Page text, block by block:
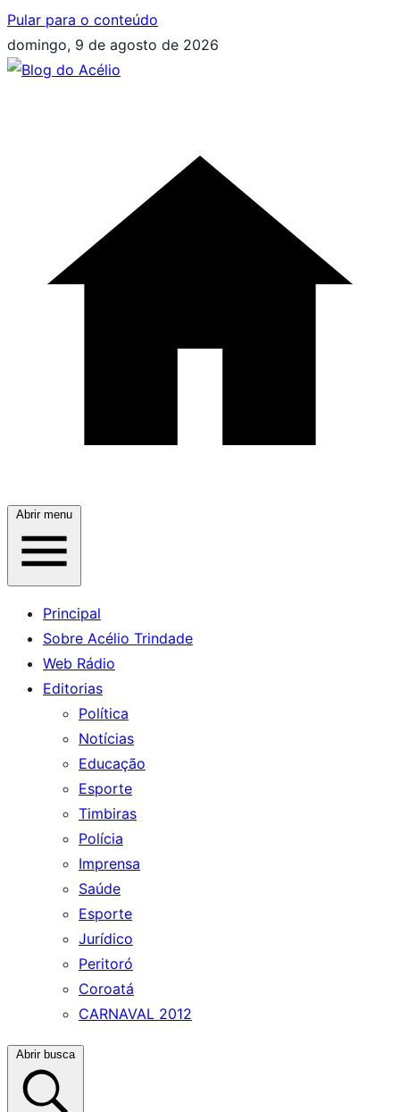
Pular para o conteúdo
domingo, 9 de agosto de 2026
Abrir menu
Principal
Sobre Acélio Trindade
Web Rádio
Editorias
Política
Notícias
Educação
Esporte
Timbiras
Polícia
Imprensa
Saúde
Esporte
Jurídico
Peritoró
Coroatá
CARNAVAL 2012
Abrir busca